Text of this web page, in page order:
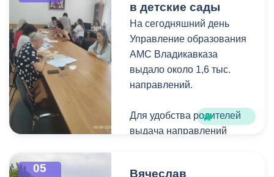
деревьями,
муниципальные служащие
с утра косят, пилят
поросль между
захоронениями и
собирают скошенную
в детские сады
На сегодняшний день
Управление образования
АМС Владикавказа
выдало около 1,6 тыс.
направлений.
Для удобства родителей
выдача направлений
05
Вячеслав